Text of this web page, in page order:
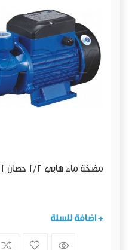
مضخة ماء هابي 1/2 حصان 1 انش
+ اضافة للسلة